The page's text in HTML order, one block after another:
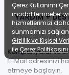
YARDIM +
Kampanyalar ve
E-Mail adresinizi
etmeye başlayın.
Çerez Kullanımı
modalifemoebel
hizmetlerimizi
sunmamızı
Gizlilik ve Kişisel
ileÇerez Politikasını